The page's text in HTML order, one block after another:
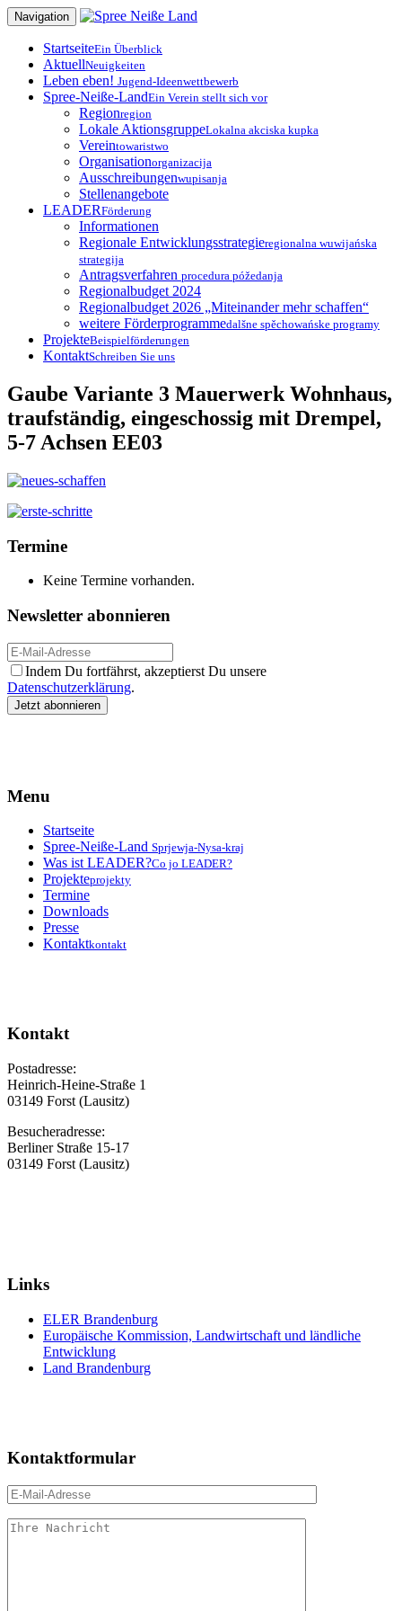
Zum
Inhalt
springen
Navigation
StartseiteEin Überblick
AktuellNeuigkeiten
Leben eben! Jugend-Ideenwettbewerb
Spree-Neiße-LandEin Verein stellt sich vor
Regionregion
Lokale AktionsgruppeLokalna akciska kupka
Vereintowaristwo
Organisationorganizacija
Ausschreibungenwupisanja
Stellenangebote
LEADERFörderung
Informationen
Regionale Entwicklungsstrategieregionalna wuwijańska
strategija
Antragsverfahren procedura póžedanja
Regionalbudget 2024
Regionalbudget 2026 „Miteinander mehr schaffen“
weitere Förderprogrammedalšne spěchowańske programy
ProjekteBeispielförderungen
KontaktSchreiben Sie uns
Gaube Variante 3 Mauerwerk Wohnhaus,
traufständig, eingeschossig mit Drempel,
5-7 Achsen EE03
Termine
Keine Termine vorhanden.
Newsletter abonnieren
Indem Du fortfährst, akzeptierst Du unsere
Datenschutzerklärung.
Menu
Startseite
Spree-Neiße-Land Sprjewja-Nysa-kraj
Was ist LEADER?Co jo LEADER?
Projekteprojekty
Termine
Downloads
Presse
Kontaktkontakt
Kontakt
Postadresse:
Heinrich-Heine-Straße 1
03149 Forst (Lausitz)
Besucheradresse:
Berliner Straße 15-17
03149 Forst (Lausitz)
Links
ELER Brandenburg
Europäische Kommission, Landwirtschaft und ländliche
Entwicklung
Land Brandenburg
Kontaktformular